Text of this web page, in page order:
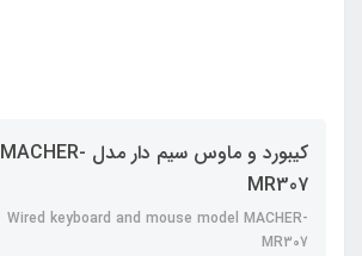
کیبورد و ماوس سیم دار مدل MACHER-
MR307
Wired keyboard and mouse model MACHER-
MR307